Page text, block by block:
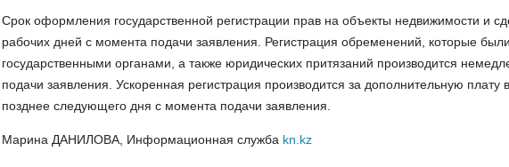
Срок оформления государственной регистрации прав на объекты недвижимости и
рабочих дней с момента подачи заявления. Регистрация обременений, которые
государственными органами, а также юридических притязаний производится
подачи заявления. Ускоренная регистрация производится за дополнительную плату
позднее следующего дня с момента подачи заявления.
Марина ДАНИЛОВА, Информационная служба kn.kz